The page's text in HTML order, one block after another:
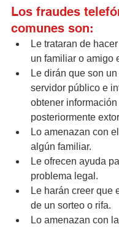
Los fraudes
comunes son:
Le trataran de
un familiar o amigo
Le dirán que son
servidor público e
obtener información
posteriormente
Lo amenazan con
algún familiar.
Le ofrecen ayuda
problema legal.
Le harán creer que
de un sorteo o rifa.
Lo amenazan con